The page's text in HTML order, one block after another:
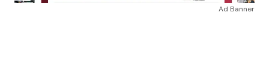
Ad Banner